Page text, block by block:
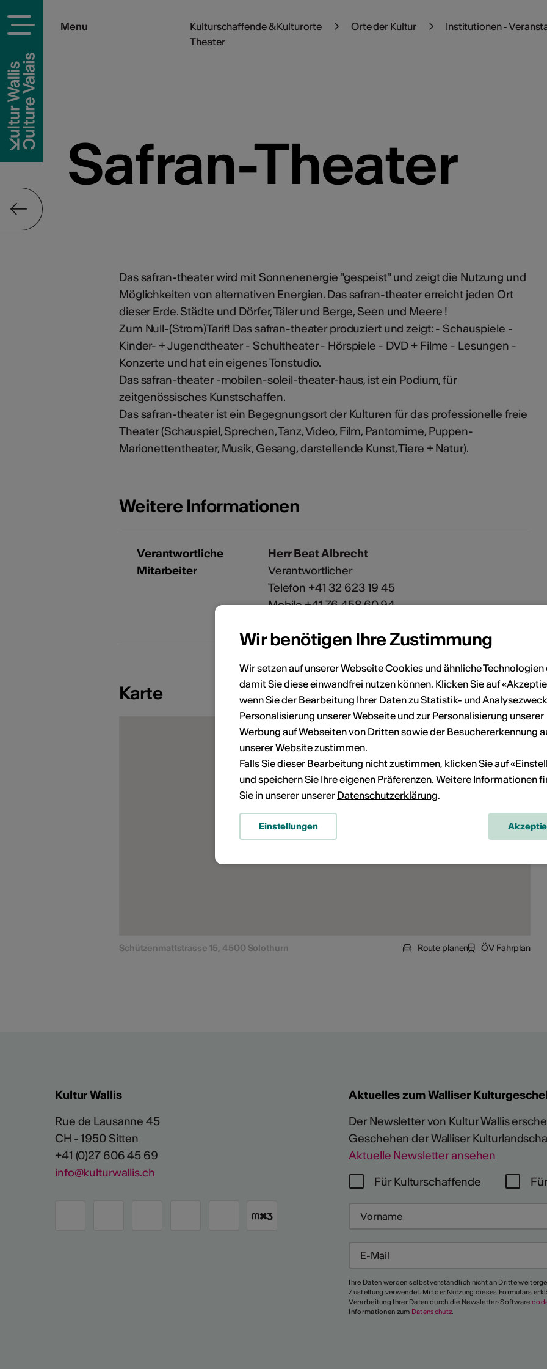
Menu Kulturschaffende & Kulturorte Orte der Kultur Institutionen -
Theater
Safran-Theater
Das safran-theater wird mit Sonnenenergie "gespeist" und zeigt die Nutzung und
Möglichkeiten von alternativen Energien. Das safran-theater erreicht jeden Ort
dieser Erde. Städte und Dörfer, Täler und Berge, Seen und Meere !
Zum Null-(Strom)Tarif! Das safran-theater produziert und zeigt: - Schauspiele -
Kinder- + Jugendtheater - Schultheater - Hörspiele - DVD + Filme - Lesungen -
Konzerte und hat ein eigenes Tonstudio.
Das safran-theater -mobilen-soleil-theater-haus, ist ein Podium, für
zeitgenössisches Kunstschaffen.
Das safran-theater ist ein Begegnungsort der Kulturen für das professionelle freie
Theater (Schauspiel, Sprechen, Tanz, Video, Film, Pantomime, Puppen-
Marionettentheater, Musik, Gesang, darstellende Kunst, Tiere + Natur).
Weitere Informationen
Verantwortliche
Mitarbeiter
Herr Beat Albrecht
Verantwortlicher
Telefon +41 32 623 19 45
Mobile +41 76 458 60 94
Karte
Schützenmattstrasse 15, 4500 Solothurn Route planen ÖV Fahrplan
Kultur Wallis
Rue de Lausanne 45
CH - 1950 Sitten
+41 (0)27 606 45 69
info@kulturwallis.ch
Aktuelles zum Walliser
Der Newsletter von Kultur Wallis
Geschehen der Walliser
Aktuelle Newsletter ansehen
Für Kulturschaffende
Ihre Daten werden selbstverständlich nicht an Dritte
Zustellung verwendet. Mit der Nutzung dieses Formulars
Verarbeitung Ihrer Daten durch die Newsletter-Software
Informationen zum Datenschutz.
Wir benötigen Ihre Zustimmung
Wir setzen auf unserer Webseite Cookies und ähnliche Technologien
damit Sie diese einwandfrei nutzen können. Klicken Sie auf
wenn Sie der Bearbeitung Ihrer Daten zu Statistik- und
Personalisierung unserer Webseite und zur Personalisierung unserer
Werbung auf Webseiten von Dritten sowie der Besuchererkennung
unserer Website zustimmen.
Falls Sie dieser Bearbeitung nicht zustimmen, klicken Sie auf
und speichern Sie Ihre eigenen Präferenzen. Weitere Informationen
Sie in unserer unserer Datenschutzerklärung.
Einstellungen